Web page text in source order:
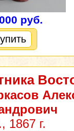
руб.
1867 г.